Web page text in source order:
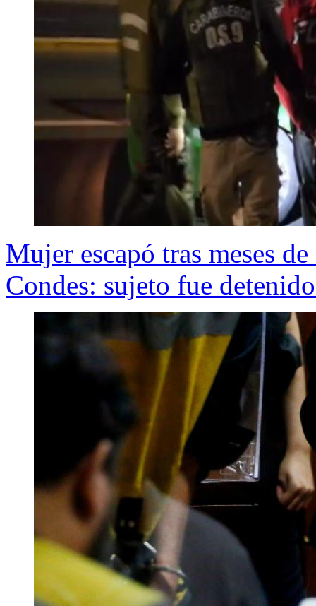
Mujer escapó tras meses
Condes: sujeto fue